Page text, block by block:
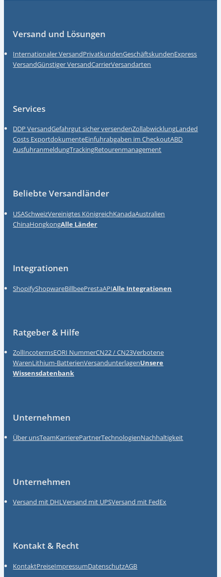
Versand und Lösungen
Internationaler VersandPrivatkundenGeschäftskundenExpress
VersandGünstiger VersandCarrierVersandarten
Services
DDP VersandGefahrgut sicher versendenZollabwicklungLanded
Costs ExportdokumenteEinfuhrabgaben im CheckoutABD
AusfuhranmeldungTrackingRetourenmanagement
Beliebte Versandländer
USASchweizVereinigtes KönigreichKanadaAustralien
ChinaHongkongAlle Länder
Integrationen
ShopifyShopwareBillbeePrestaAPIAlle Integrationen
Ratgeber & Hilfe
ZollIncotermsEORI NummerCN22 / CN23Verbotene
WarenLithium-BatterienVersandunterlagenUnsere
Wissensdatenbank
Unternehmen
Über unsTeamKarrierePartnerTechnologienNachhaltigkeit
Unternehmen
Versand mit DHLVersand mit UPSVersand mit FedEx
Kontakt & Recht
KontaktPreiseImpressumDatenschutzAGB